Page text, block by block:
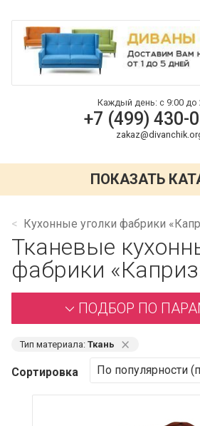
Оплата и
Контакты
Каждый день: с 9:00 до
+7 (499) 430-
ПОКАЗАТЬ
Кухонные уголки фабрики
Тканевые
фабрики
ПОДБОР ПО
Тип материала: Ткань ⨯
Сортировка